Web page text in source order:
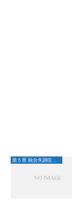
第５章 統合失調症と未来へ